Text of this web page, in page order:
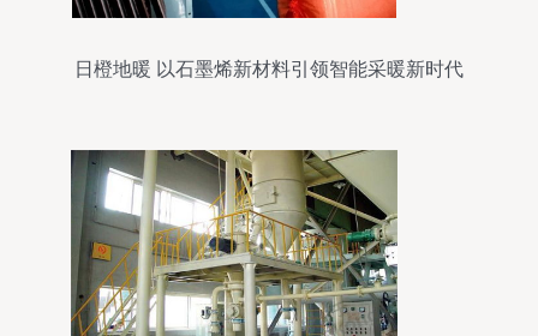
日橙地暖 以石墨烯新材料引领智能采暖新时代